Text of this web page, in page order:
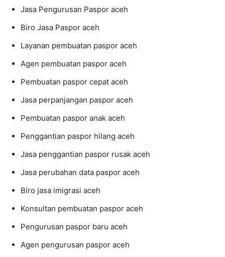
Jasa Pengurusan Paspor aceh
Biro Jasa Paspor aceh
Layanan pembuatan paspor aceh
Agen pembuatan paspor aceh
Pembuatan paspor cepat aceh
Jasa perpanjangan paspor aceh
Pembuatan paspor anak aceh
Penggantian paspor hilang aceh
Jasa penggantian paspor rusak aceh
Jasa perubahan data paspor aceh
Biro jasa imigrasi aceh
Konsultan pembuatan paspor aceh
Pengurusan paspor baru aceh
Agen pengurusan paspor aceh